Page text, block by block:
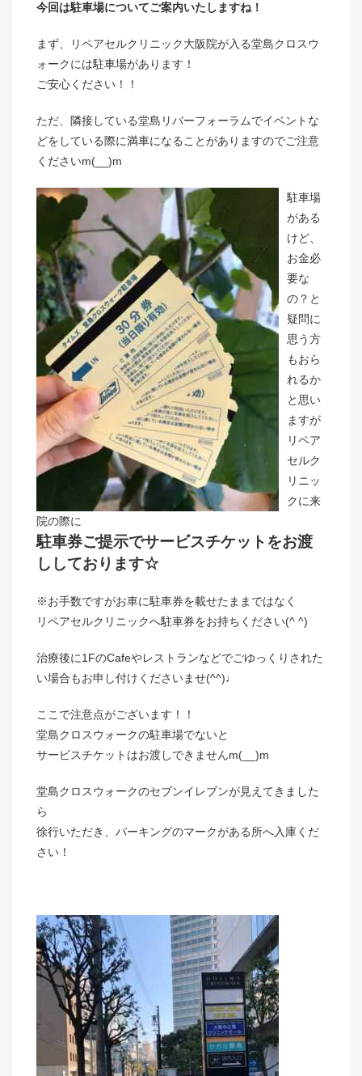
今回は駐車場についてご案内いたしますね！
まず、リペアセルクリニック大阪院が入る堂島クロスウ
ォークには駐車場があります！
ご安心ください！！
ただ、隣接している堂島リバーフォーラムでイベントな
どをしている際に満車になることがありますのでご注意
くださいm(__)m
駐車場
がある
けど、
お金必
要な
の？と
疑問に
思う方
もおら
れるか
と思い
ますが
リペア
セルク
リニッ
クに来
院の際に
駐車券ご提示でサービスチケットをお渡
ししております☆
※お手数ですがお車に駐車券を載せたままではなく
リペアセルクリニックへ駐車券をお持ちください(^ ^)
治療後に1FのCafeやレストランなどでごゆっくりされた
い場合もお申し付けくださいませ(^^)♩
ここで注意点がございます！！
堂島クロスウォークの駐車場でないと
サービスチケットはお渡しできませんm(__)m
堂島クロスウォークのセブンイレブンが見えてきました
ら
徐行いただき、パーキングのマークがある所へ入庫くだ
さい！